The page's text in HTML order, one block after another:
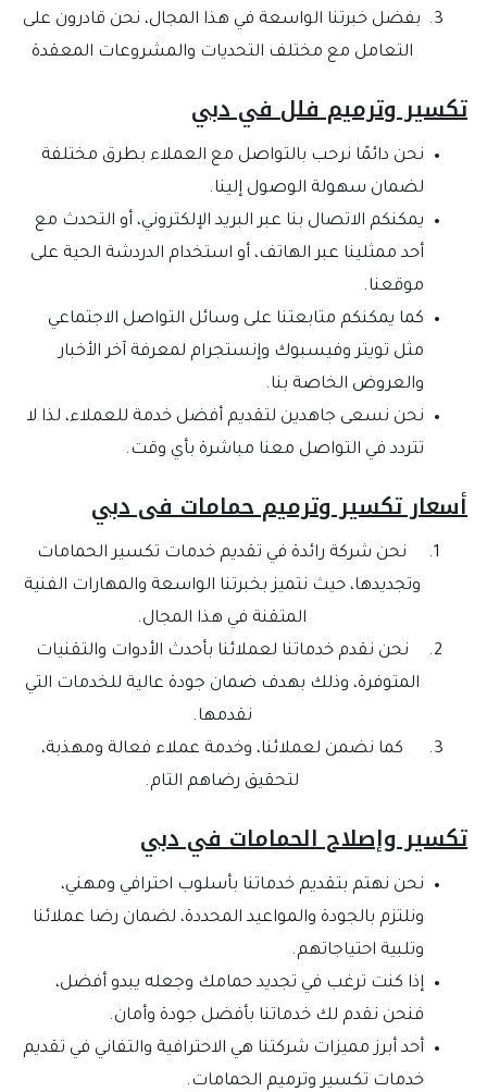
بفضل خبرتنا الواسعة في هذا المجال، نحن قادرون على
التعامل مع مختلف التحديات والمشروعات المعقدة
تكسير وترميم فلل في دبي
نحن دائمًا نرحب بالتواصل مع العملاء بطرق مختلفة
لضمان سهولة الوصول إلينا.
يمكنكم الاتصال بنا عبر البريد الإلكتروني، أو التحدث مع
أحد ممثلينا عبر الهاتف، أو استخدام الدردشة الحية على
موقعنا.
كما يمكنكم متابعتنا على وسائل التواصل الاجتماعي
مثل تويتر وفيسبوك وإنستجرام لمعرفة آخر الأخبار
والعروض الخاصة بنا.
نحن نسعى جاهدين لتقديم أفضل خدمة للعملاء، لذا لا
تتردد في التواصل معنا مباشرة بأي وقت.
أسعار تكسير وترميم حمامات فى دبي
نحن شركة رائدة في تقديم خدمات تكسير الحمامات
وتجديدها، حيث نتميز بخبرتنا الواسعة والمهارات الفنية
المتقنة في هذا المجال.
نحن نقدم خدماتنا لعملائنا بأحدث الأدوات والتقنيات
المتوفرة، وذلك بهدف ضمان جودة عالية للخدمات التي
نقدمها.
كما نضمن لعملائنا، وخدمة عملاء فعالة ومهذبة،
لتحقيق رضاهم التام.
تكسير وإصلاح الحمامات في دبي
نحن نهتم بتقديم خدماتنا بأسلوب احترافي ومهني،
ونلتزم بالجودة والمواعيد المحددة، لضمان رضا عملائنا
وتلبية احتياجاتهم.
إذا كنت ترغب في تجديد حمامك وجعله يبدو أفضل،
فنحن نقدم لك خدماتنا بأفضل جودة وأمان.
أحد أبرز مميزات شركتنا هي الاحترافية والتفاني في تقديم
خدمات تكسير وترميم الحمامات.